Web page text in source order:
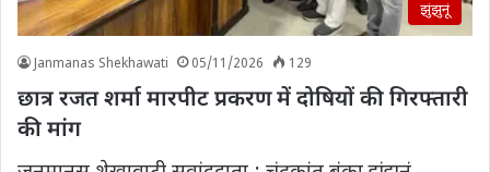
झुंझुनूं
Janmanas Shekhawati 05/11/2026 129
छात्र रजत शर्मा मारपीट प्रकरण में दोषियों की गिरफ्तारी
की मांग